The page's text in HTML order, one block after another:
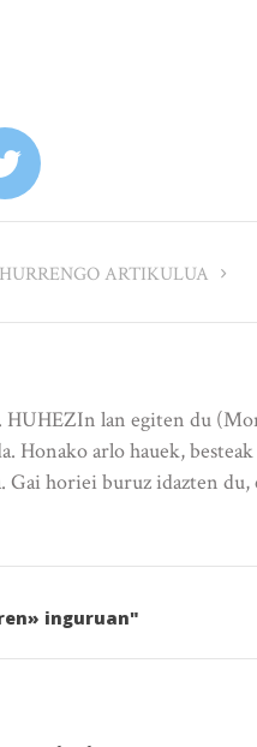
HURRENGO ARTIKULUA
HUHEZIn lan egiten du
arlo hauek,
horiei buruz idazten du,
inguruan"